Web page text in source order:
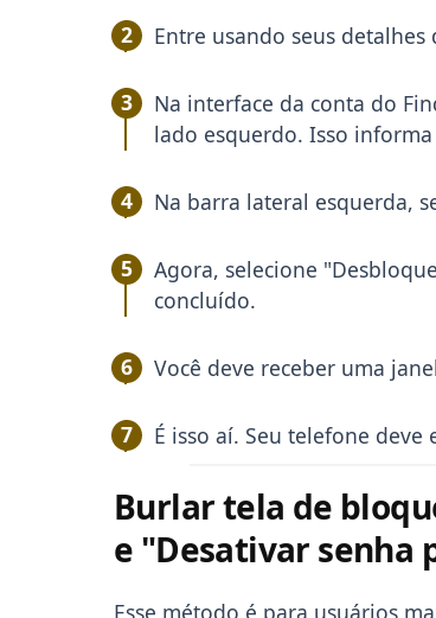
Entre usando seus
Na interface da conta do
lado esquerdo. Isso
Na barra lateral esquerda,
Agora, selecione
concluído.
Você deve receber uma
É isso aí. Seu telefone deve
Burlar tela de
e "Desativar senha
Esse método é para usuários